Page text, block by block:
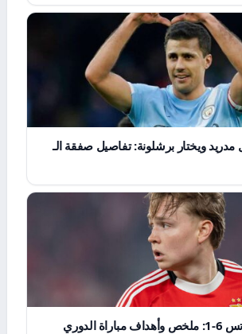
ويختار برشلونة: تفاصيل صفقة الـ
بنفيكا يكتسح هارتس 6-1: ملخص وأهداف مباراة الدوري